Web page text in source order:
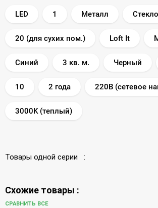
LED 1 Металл Стекло
20 (для сухих пом.) Loft It
Синий 3 кв. м. Черный
10 2 года 220В (сетевое
3000K (теплый)
Товары одной серии :
Схожие товары :
СРАВНИТЬ ВСЕ